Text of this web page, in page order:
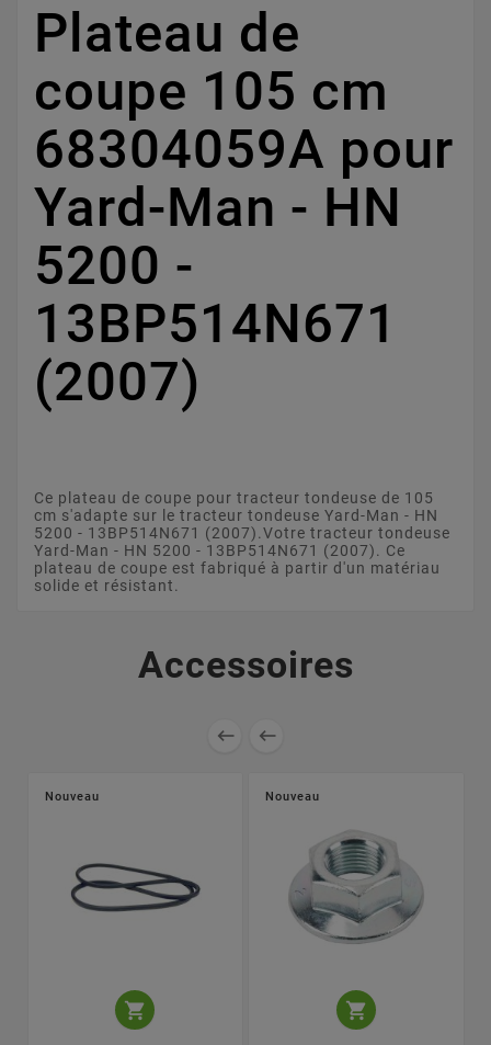
Plateau de
coupe 105 cm
68304059A pour
Yard-Man - HN
5200 -
13BP514N671
(2007)
Ce plateau de coupe pour tracteur tondeuse de 105
cm s'adapte sur le tracteur tondeuse Yard-Man - HN
5200 - 13BP514N671 (2007).Votre tracteur tondeuse
Yard-Man - HN 5200 - 13BP514N671 (2007). Ce
plateau de coupe est fabriqué à partir d'un matériau
solide et résistant.
Accessoires
 
Nouveau

Nouveau
